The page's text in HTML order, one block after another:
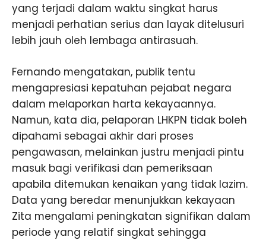
yang terjadi dalam waktu singkat harus
menjadi perhatian serius dan layak ditelusuri
lebih jauh oleh lembaga antirasuah.
Fernando mengatakan, publik tentu
mengapresiasi kepatuhan pejabat negara
dalam melaporkan harta kekayaannya.
Namun, kata dia, pelaporan LHKPN tidak boleh
dipahami sebagai akhir dari proses
pengawasan, melainkan justru menjadi pintu
masuk bagi verifikasi dan pemeriksaan
apabila ditemukan kenaikan yang tidak lazim.
Data yang beredar menunjukkan kekayaan
Zita mengalami peningkatan signifikan dalam
periode yang relatif singkat sehingga